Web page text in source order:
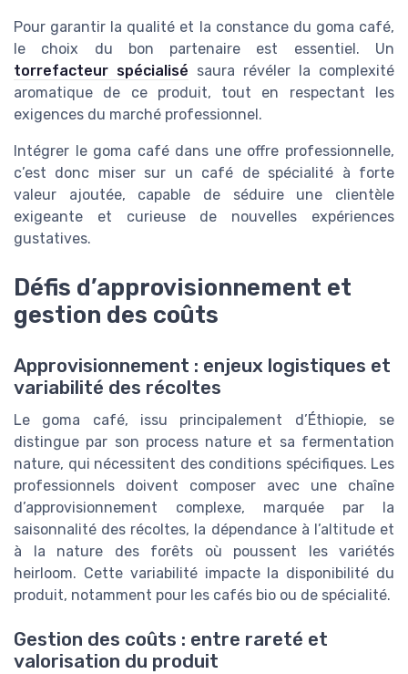
Pour garantir la qualité et la constance du goma café,
le choix du bon partenaire est essentiel. Un
torrefacteur spécialisé saura révéler la complexité
aromatique de ce produit, tout en respectant les
exigences du marché professionnel.
Intégrer le goma café dans une offre professionnelle,
c’est donc miser sur un café de spécialité à forte
valeur ajoutée, capable de séduire une clientèle
exigeante et curieuse de nouvelles expériences
gustatives.
Défis d’approvisionnement et
gestion des coûts
Approvisionnement : enjeux logistiques et
variabilité des récoltes
Le goma café, issu principalement d’Éthiopie, se
distingue par son process nature et sa fermentation
nature, qui nécessitent des conditions spécifiques. Les
professionnels doivent composer avec une chaîne
d’approvisionnement complexe, marquée par la
saisonnalité des récoltes, la dépendance à l’altitude et
à la nature des forêts où poussent les variétés
heirloom. Cette variabilité impacte la disponibilité du
produit, notamment pour les cafés bio ou de spécialité.
Gestion des coûts : entre rareté et
valorisation du produit